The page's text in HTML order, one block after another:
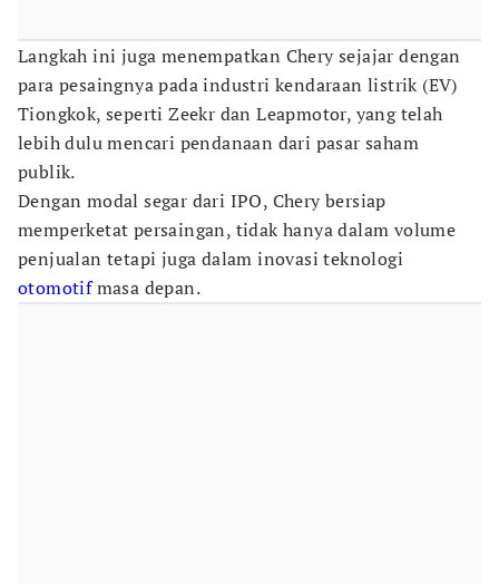
Langkah ini juga menempatkan Chery sejajar dengan
para pesaingnya pada industri kendaraan listrik (EV)
Tiongkok, seperti Zeekr dan Leapmotor, yang telah
lebih dulu mencari pendanaan dari pasar saham
publik.
Dengan modal segar dari IPO, Chery bersiap
memperketat persaingan, tidak hanya dalam volume
penjualan tetapi juga dalam inovasi teknologi
otomotifmasa depan.